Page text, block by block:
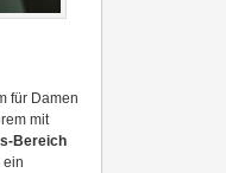
für Damen
mit
Bereich
ein